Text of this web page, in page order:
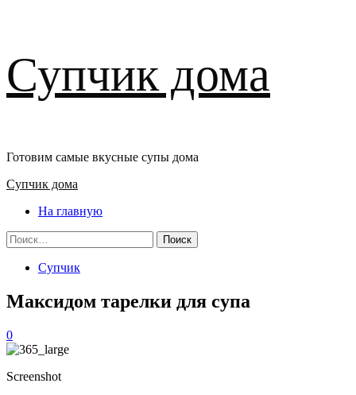
к
содержимому
Супчик дома
Готовим самые вкусные супы дома
Основное
Супчик дома
На главную
Найти:
Супчик
Максидом тарелки для супа
0
Screenshot